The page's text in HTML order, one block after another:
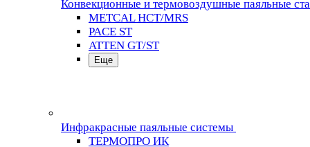
Конвекционные и термовоздушные паяльные
METCAL HCT/MRS
PACE ST
ATTEN GT/ST
Еще
Инфракрасные паяльные системы
ТЕРМОПРО ИК